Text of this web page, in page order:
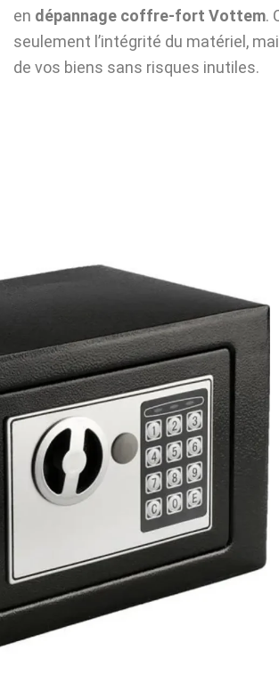
en dépannage coffre-fort Vottem.
seulement l’intégrité du matériel,
de vos biens sans risques inutiles.